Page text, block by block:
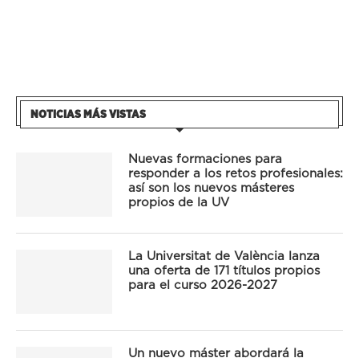
NOTICIAS MÁS VISTAS
Nuevas formaciones para
responder a los retos profesionales:
así son los nuevos másteres
propios de la UV
La Universitat de València lanza
una oferta de 171 títulos propios
para el curso 2026-2027
Un nuevo máster abordará la